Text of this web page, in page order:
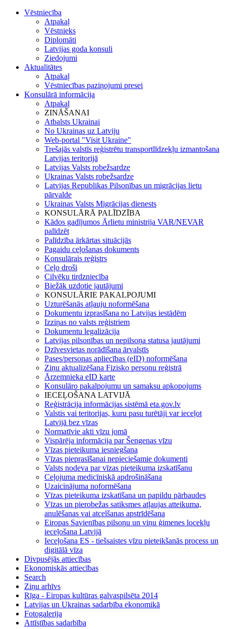
Vēstniecība
Atpakaļ
Vēstnieks
Diplomāti
Latvijas goda konsuli
Ziedojumi
Aktualitātes
Atpakaļ
Vēstniecības paziņojumi presei
Konsulārā informācija
Atpakaļ
ZINĀŠANAI
Atbalsts Ukrainai
No Ukrainas uz Latviju
Web-portal "Visit Ukraine"
Trešajās valstīs reģistrētu transportlīdzekļu izmantošana
Latvijas teritorijā
Latvijas Valsts robežsardze
Ukrainas Valsts robežsardze
Latvijas Republikas Pilsonības un migrācijas lietu
pārvalde
Ukrainas Valsts Mіgrācijas dienests
KONSULĀRĀ PALĪDZĪBA
Kādos gadījumos Ārlietu ministrija VAR/NEVAR
palīdzēt
Palīdzība ārkārtas situācijās
Pagaidu ceļošanas dokuments
Konsulārais reģistrs
Ceļo droši
Cilvēku tirdzniecība
Biežāk uzdotie jautājumi
KONSULĀRIE PAKALPOJUMI
Uzturēšanās atļauju noformēšana
Dokumentu izprasīšana no Latvijas iestādēm
Izziņas no valsts reģistriem
Dokumentu legalizācija
Latvijas pilsonības un nepilsoņa statusa jautājumi
Dzīvesvietas norādīšana ārvalstīs
Pases/personas apliecības (eID) noformēšana
Ziņu aktualizēšana Fizisko personu reģistrā
Ārzemnieka eID karte
Konsulāro pakalpojumu un samaksu apkopojums
IECEĻOŠANA LATVIJĀ
Reģistrācija informācijas sistēmā eta.gov.lv
Valstis vai teritorijas, kuru pasu turētāji var ieceļot
Latvijā bez vīzas
Normatīvie akti vīzu jomā
Vispārēja informācija par Šengenas vīzu
Vīzas pieteikuma iesniegšana
Vīzas pieprasīšanai nepieciešamie dokumenti
Valsts nodeva par vīzas pieteikuma izskatīšanu
Ceļojuma medicīniskā apdrošināšana
Uzaicinājuma noformēšana
Vīzas pieteikuma izskatīšana un papildu pārbaudes
Vīzas un pierobežas satiksmes atļaujas atteikuma,
anulēšanas vai atcelšanas apstrīdēšana
Eiropas Savienības pilsoņu un viņu ģimenes locekļu
ieceļošana Latvijā
Ieceļošana ES - tiešsaistes vīzu pieteikšanās process un
digitālā vīza
Divpusējās attiecības
Ekonomiskās attiecības
Search
Ziņu arhīvs
Rīga - Eiropas kultūras galvaspilsēta 2014
Latvijas un Ukrainas sadarbība ekonomikā
Fotogalerija
Attīstības sadarbība